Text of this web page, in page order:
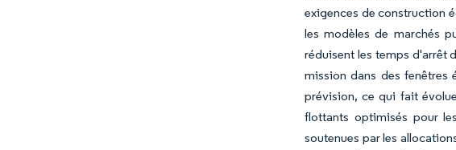
exigences de construction
les modèles de marchés
réduisent les temps d'arrêt
mission dans des
prévision, ce qui fait
flottants optimisés pour
soutenues par les